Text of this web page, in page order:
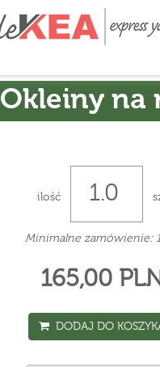
Okleiny na
ilość
Minimalne zamówienie:
165,00
DODAJ DO